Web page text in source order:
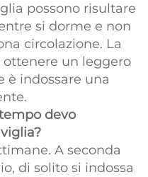
possono risultare
si dorme e non
circolazione. La
un leggero
è indossare una
devo
A seconda
di solito si indossa